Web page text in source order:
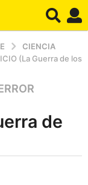
CIENCIA
(La Guerra de los
de